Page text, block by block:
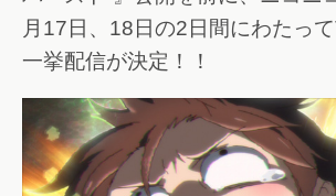
月17日、18日の2日間にわたっ
一挙配信が決定！！